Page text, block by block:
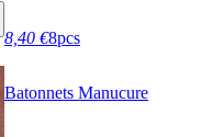
8,40 €8pcs
Batonnets Manucure